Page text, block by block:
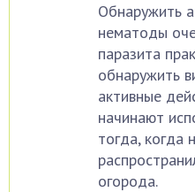
Обнаружить
нематоды
паразита
обнаружить
активные
начинают
тогда, когда
огорода.